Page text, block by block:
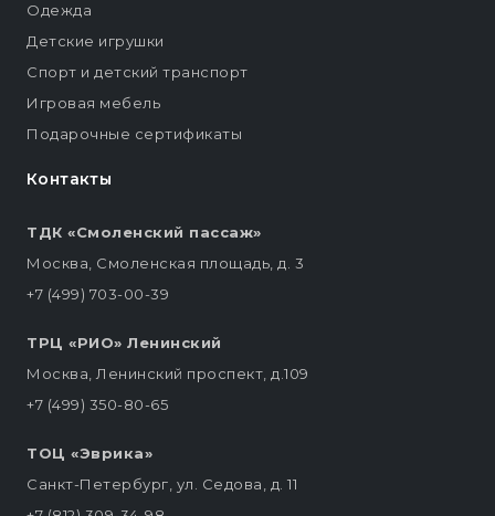
Контакты
ТДК «Смоленский пассаж»
Москва, Смоленская площадь, д. 3
+7 (499) 703-00-39
ТРЦ «РИО» Ленинский
Москва, Ленинский проспект, д.109
+7 (499) 350-80-65
ТОЦ «Эврика»
Санкт-Петербург, ул. Седова, д. 11
Одежда
Детские игрушки
Спорт и детский транспорт
Игровая мебель
Подарочные сертификаты